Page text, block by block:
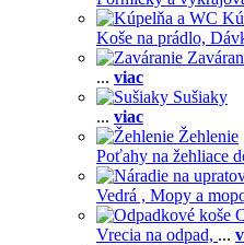
Koše na prádlo,
... viac
Sušiaky
... viac
Žehlenie
Poťahy na žehliace
Vedrá , Mopy a
Vrecia na odpad, ...